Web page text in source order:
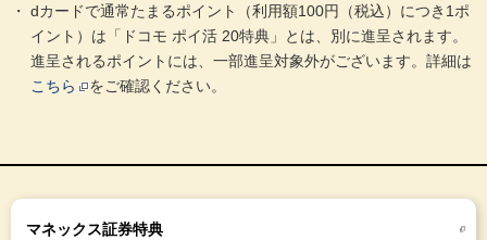
dカードで通常たまるポイント（利用額100円（税込）につき1ポ
イント）は「ドコモ ポイ活 20特典」とは、別に進呈されます。
進呈されるポイントには、一部進呈対象外がございます。詳細は
こちら
をご確認ください。
マネックス証券特典